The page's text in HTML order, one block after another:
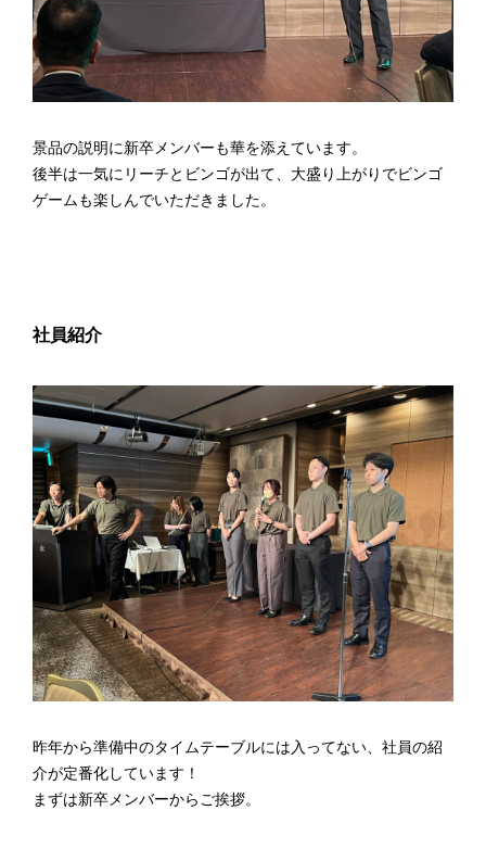
景品の説明に新卒メンバーも華を添えています。
後半は一気にリーチとビンゴが出て、大盛り上がりでビンゴ
ゲームも楽しんでいただきました。
社員紹介
昨年から準備中のタイムテーブルには入ってない、社員の紹
介が定番化しています！
まずは新卒メンバーからご挨拶。